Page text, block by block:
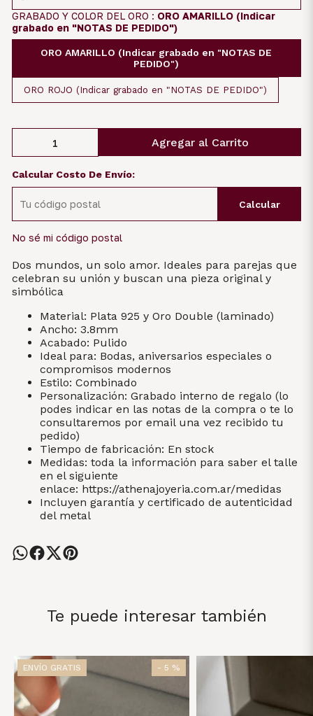
GRABADO Y COLOR DEL ORO : ORO AMARILLO (Indicar
grabado en "NOTAS DE PEDIDO")
ORO AMARILLO (Indicar grabado en "NOTAS DE
PEDIDO")
ORO ROJO (Indicar grabado en "NOTAS DE PEDIDO")
Agregar al Carrito
Calcular Costo De Envío:
Calcular
No sé mi código postal
Dos mundos, un solo amor. Ideales para parejas que
celebran su unión y buscan una pieza original y
simbólica
Material: Plata 925 y Oro Double (laminado)
Ancho: 3.8mm
Acabado: Pulido
Ideal para: Bodas, aniversarios especiales o
compromisos modernos
Estilo: Combinado
Personalización: Grabado interno de regalo (lo
podes indicar en las notas de la compra o te lo
consultaremos por email una vez recibido tu
pedido)
Tiempo de fabricación: En stock
Medidas: toda la información para saber el talle
en el siguiente
enlace: https://athenajoyeria.com.ar/medidas
Incluyen garantía y certificado de autenticidad
del metal
Te puede interesar también
ENVÍO GRATIS - 5 %